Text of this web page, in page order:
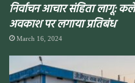
निर्वाचन आचार संहिता लागू:
अवकाश पर लगाया प्रतिबंध
March 16, 2024